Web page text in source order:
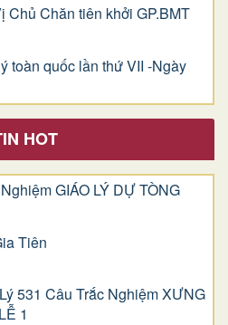
Chủ Chăn tiên khởi GP.BMT
toàn quốc lần thứ VII -Ngày
HOT
GIÁO LÝ DỰ TÒNG
Tiên
531 Câu Trắc Nghiệm XƯNG
1